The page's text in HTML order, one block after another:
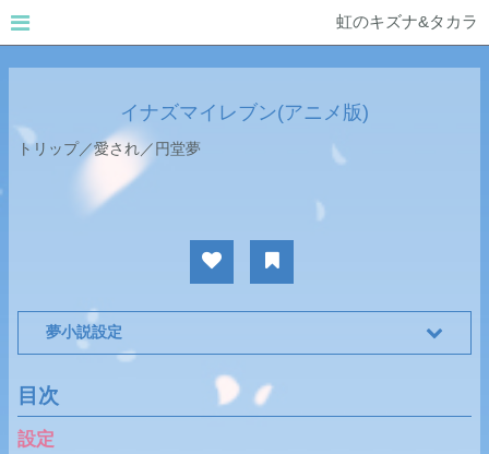
虹のキズナ&タカラ
イナズマイレブン(アニメ版)
トリップ／愛され／円堂夢
夢小説設定
目次
設定